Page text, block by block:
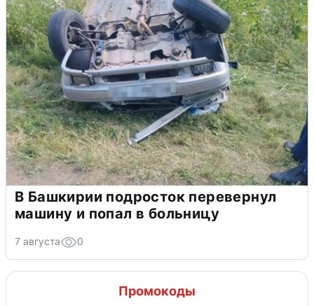
В Башкирии подросток перевернул
машину и попал в больницу
7 августа 0
Промокоды